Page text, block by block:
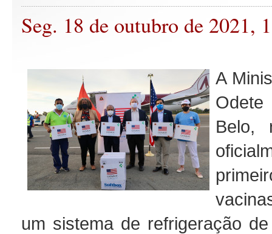
Seg. 18 de outubro de 2021,
A
Odete
Belo,
um sistema de refrigeração